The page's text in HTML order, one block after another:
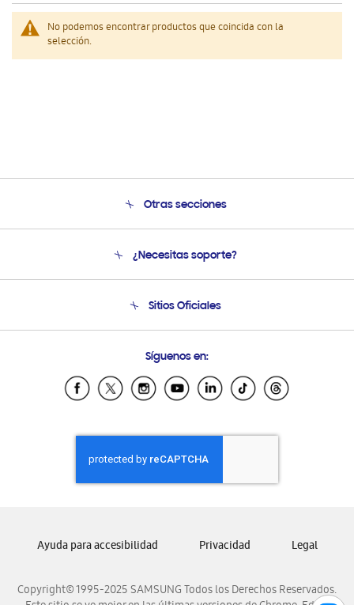
No podemos encontrar productos que coincida con la
selección.
Otras secciones
Soporte
¿Necesitas soporte?
Soporte vía eMail
Sitios Oficiales
Samsung Ecuador
Samsung El Salvador
Samsung Honduras
Samsung Nicaragua
Samsung Panamá
Samsung Venezuela
Síguenos en:
Copyright© 1995-2025 SAMSUNG Todos los Derechos Reservados.
Ayuda para accesibilidad Privacidad Legal